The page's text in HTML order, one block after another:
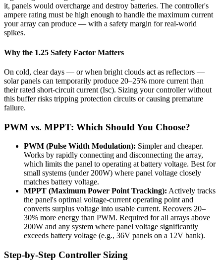
it, panels would overcharge and destroy batteries. The controller's
ampere rating must be high enough to handle the maximum current
your array can produce — with a safety margin for real-world
spikes.
Why the 1.25 Safety Factor Matters
On cold, clear days — or when bright clouds act as reflectors —
solar panels can temporarily produce 20–25% more current than
their rated short-circuit current (Isc). Sizing your controller without
this buffer risks tripping protection circuits or causing premature
failure.
PWM vs. MPPT: Which Should You Choose?
PWM (Pulse Width Modulation): Simpler and cheaper.
Works by rapidly connecting and disconnecting the array,
which limits the panel to operating at battery voltage. Best for
small systems (under 200W) where panel voltage closely
matches battery voltage.
MPPT (Maximum Power Point Tracking): Actively tracks
the panel's optimal voltage-current operating point and
converts surplus voltage into usable current. Recovers 20–
30% more energy than PWM. Required for all arrays above
200W and any system where panel voltage significantly
exceeds battery voltage (e.g., 36V panels on a 12V bank).
Step-by-Step Controller Sizing